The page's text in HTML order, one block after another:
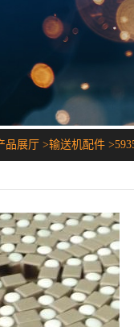
品展厅 >输送机配件 >